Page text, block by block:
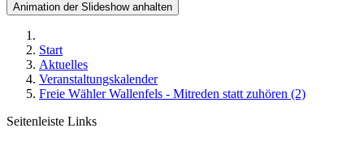
Animation der Slideshow anhalten
Start
Aktuelles
Veranstaltungskalender
Freie Wähler Wallenfels - Mitreden statt zuhören (2)
Seitenleiste Links